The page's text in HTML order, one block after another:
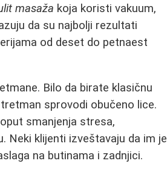
masaža koja koristi vakuum,
da su najbolji rezultati
od deset do petnaest
Bilo da birate klasičnu
sprovodi obučeno lice.
smanjenja stresa,
Neki klijenti izveštavaju da im je
na butinama i zadnjici.